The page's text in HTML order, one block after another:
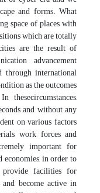
and forms. What
space of places with
which are totally
are the result of
advancement
through international
as the outcomes
and without any
on various factors
work forces and
important for
in order to
provide facilities for
become active in